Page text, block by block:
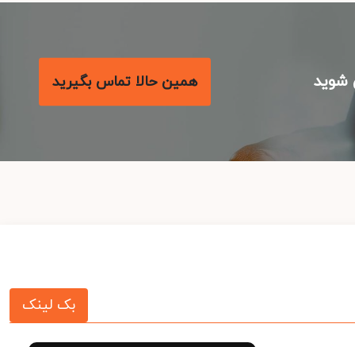
همین حالا تماس بگیرید
بک لینک